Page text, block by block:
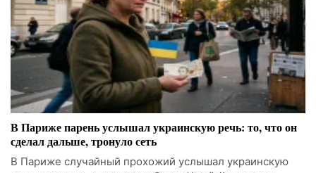
В Париже парень услышал украинскую речь: то, что он
сделал дальше, тронуло сеть
В Париже случайный прохожий услышал украинскую